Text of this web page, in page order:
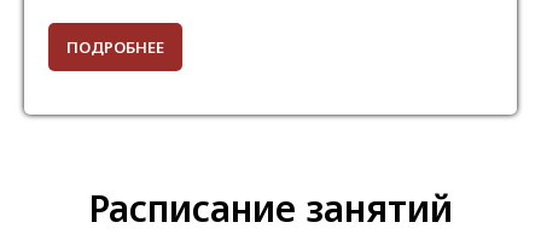
ПОДРОБНЕЕ
Расписание занятий